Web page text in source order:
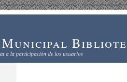
a la participación de los usuarios